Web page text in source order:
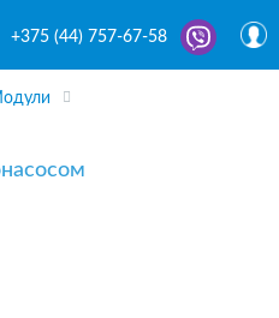
+375 (44) 757-67-58